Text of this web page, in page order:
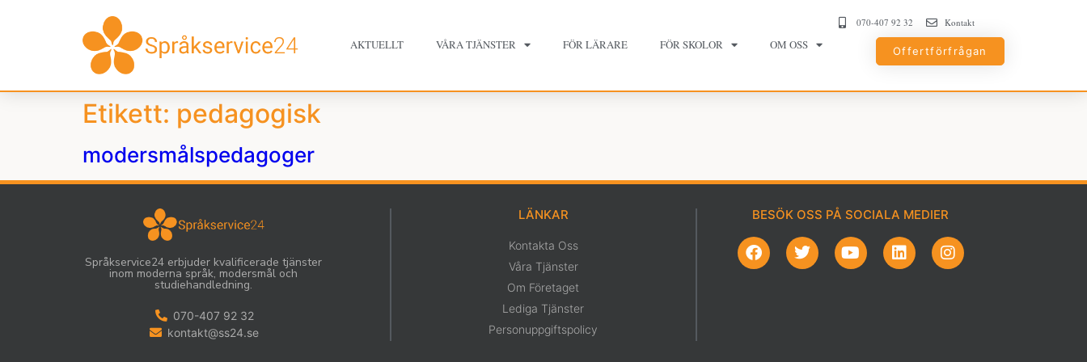
AKTUELLT VÅRA TJÄNSTER FÖR LÄRARE FÖR SKOLOR OM OSS
070-407 92 32 Kontakt
Offertförfrågan
Etikett: pedagogisk
modersmålspedagoger
Språkservice24 erbjuder kvalificerade tjänster
inom moderna språk, modersmål och
studiehandledning.
070-407 92 32
kontakt@ss24.se
LÄNKAR
Kontakta Oss
Våra Tjänster
Om Företaget
Lediga Tjänster
Personuppgiftspolicy
BESÖK OSS PÅ SOCIALA MEDIER